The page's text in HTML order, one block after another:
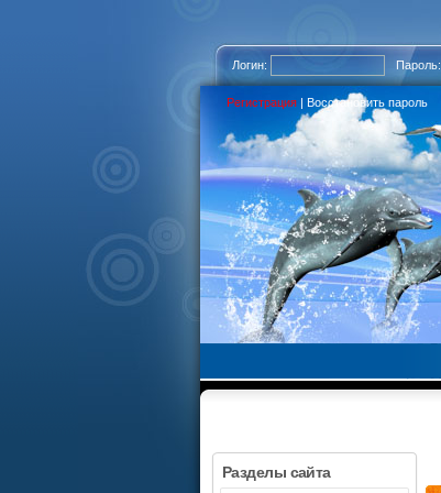
Логин: Пароль:
Регистрация | Восстановить пароль
Разделы сайта